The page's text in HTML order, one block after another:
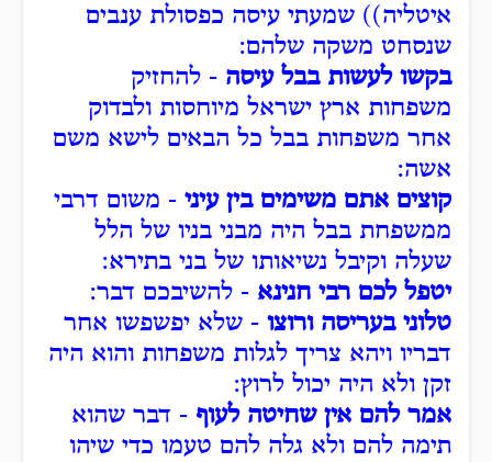
איטליה)) שמעתי עיסה כפסולת ענבים
שנסחט משקה שלהם:
בקשו לעשות בבל עיסה - להחזיק
משפחות ארץ ישראל מיוחסות ולבדוק
אחר משפחות בבל כל הבאים לישא משם
אשה:
קוצים אתם משימים בין עיני - משום דרבי
ממשפחת בבל היה מבני בניו של הלל
שעלה וקיבל נשיאותו של בני בתירא:
יטפל לכם רבי חנינא - להשיבכם דבר:
טלוני בעריסה ורוצו - שלא יפשפשו אחר
דבריו ויהא צריך לגלות משפחות והוא היה
זקן ולא היה יכול לרוץ:
אמר להם אין שחיטה לעוף - דבר שהוא
תימה להם ולא גלה להם טעמו כדי שיהו